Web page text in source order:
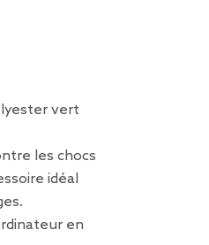
vert
les chocs
idéal
en